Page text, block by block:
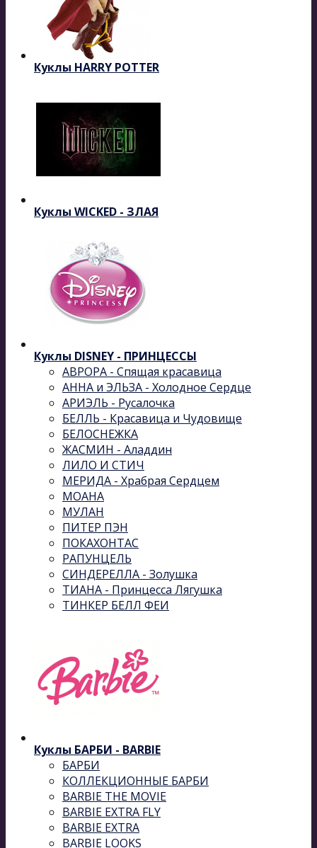
Куклы HARRY POTTER
Куклы WICKED - ЗЛАЯ
Куклы DISNEY - ПРИНЦЕССЫ
АВРОРА - Спящая красавица
АННА и ЭЛЬЗА - Холодное Сердце
АРИЭЛЬ - Русалочка
БЕЛЛЬ - Красавица и Чудовище
БЕЛОСНЕЖКА
ЖАСМИН - Аладдин
ЛИЛО И СТИЧ
МЕРИДА - Храбрая Сердцем
МОАНА
МУЛАН
ПИТЕР ПЭН
ПОКАХОНТАС
РАПУНЦЕЛЬ
СИНДЕРЕЛЛА - Золушка
ТИАНА - Принцесса Лягушка
ТИНКЕР БЕЛЛ ФЕИ
Куклы БАРБИ - BARBIE
БАРБИ
КОЛЛЕКЦИОННЫЕ БАРБИ
BARBIE THE MOVIE
BARBIE EXTRA FLY
BARBIE EXTRA
BARBIE LOOKS